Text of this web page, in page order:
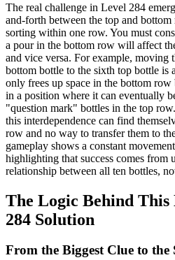
The real challenge in Level 284
and-forth between the top and
sorting within one row. You must
a pour in the bottom row will affect
and vice versa. For example, moving
bottom bottle to the sixth top bottle is
only frees up space in the bottom
in a position where it can eventually
"question mark" bottles in the top
this interdependence can find
row and no way to transfer them to
gameplay shows a constant
highlighting that success comes from
relationship between all ten bottles,
The Logic Behind
284 Solution
From the Biggest Clue to the